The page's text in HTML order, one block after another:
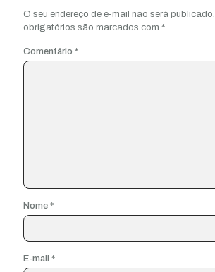
O seu endereço de e-mail não será publicado.
obrigatórios são marcados com *
Comentário *
Nome *
E-mail *